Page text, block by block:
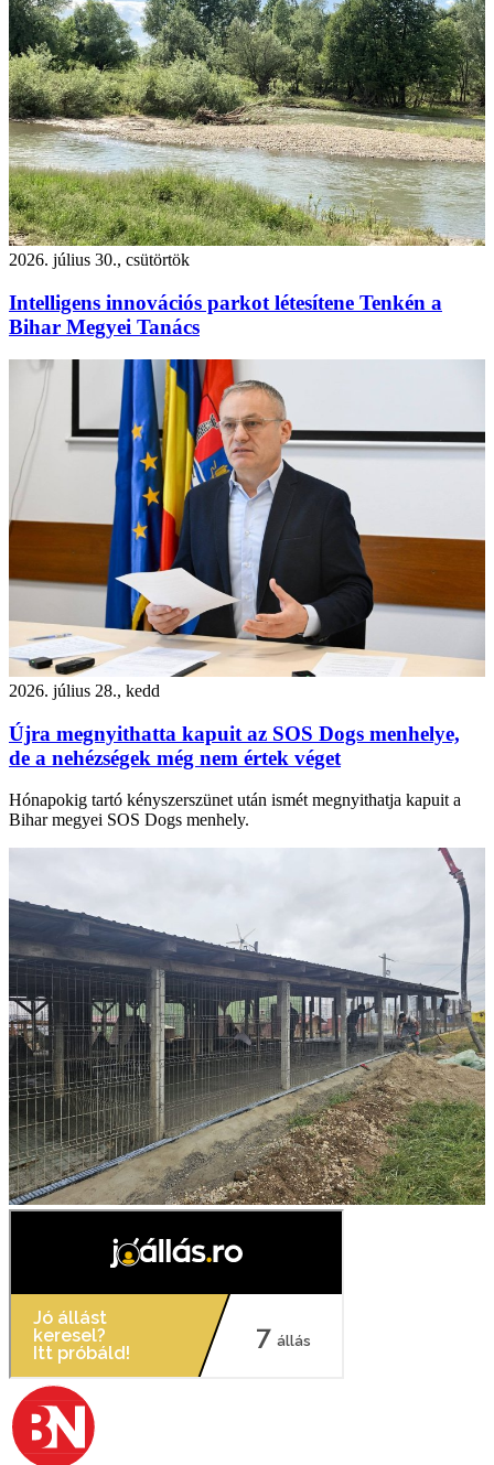
2026. július 30., csütörtök
Intelligens innovációs parkot létesítene Tenkén a
Bihar Megyei Tanács
2026. július 28., kedd
Újra megnyithatta kapuit az SOS Dogs menhelye,
de a nehézségek még nem értek véget
Hónapokig tartó kényszerszünet után ismét megnyithatja kapuit a
Bihar megyei SOS Dogs menhely.